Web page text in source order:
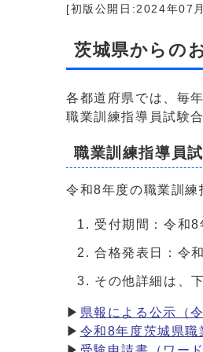
[初版公開日:2024年07
茨城県からの
各都道府県では、毎
職業訓練指導員試験
職業訓練指導員
令和8年度の職業訓練
受付期間：令和
合格発表日：令
その他詳細は、
▶ 県報による公示（
▶ 令和8年度茨城県